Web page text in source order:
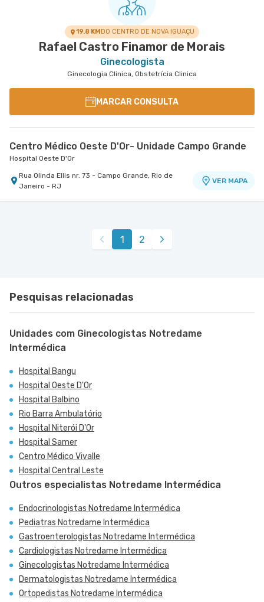
19.8 KMDO CENTRO DE NOVA IGUAÇU
Rafael Castro Finamor de Morais
Ginecologista
Ginecologia Clinica, Obstetrícia Clinica
MARCAR CONSULTA
Centro Médico Oeste D'Or- Unidade Campo Grande
Hospital Oeste D'Or
Rua Olinda Ellis nr. 73 - Campo Grande, Rio de
Janeiro - RJ
VER MAPA
1 2
Pesquisas relacionadas
Unidades com Ginecologistas Notredame
Intermédica
Hospital Bangu
Hospital Oeste D'Or
Hospital Balbino
Rio Barra Ambulatório
Hospital Niterói D'Or
Hospital Samer
Centro Médico Vivalle
Hospital Central Leste
Outros especialistas Notredame Intermédica
Endocrinologistas Notredame Intermédica
Pediatras Notredame Intermédica
Gastroenterologistas Notredame Intermédica
Cardiologistas Notredame Intermédica
Ginecologistas Notredame Intermédica
Dermatologistas Notredame Intermédica
Ortopedistas Notredame Intermédica